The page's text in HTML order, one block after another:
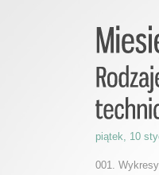
piątek, 10
001.